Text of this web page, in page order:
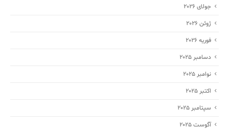
جولای 2026
ژوئن 2026
فوریه 2026
دسامبر 2025
نوامبر 2025
اکتبر 2025
سپتامبر 2025
آگوست 2025